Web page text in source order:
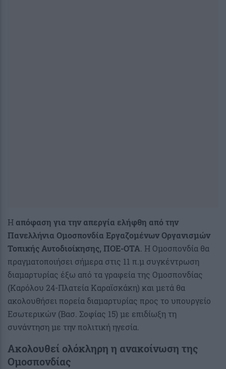
Η απόφαση για την απεργία ελήφθη από την
Πανελλήνια Ομοσπονδία Εργαζομένων Οργανισμών
Τοπικής Αυτοδιοίκησης, ΠΟΕ-ΟΤΑ. Η Ομοσπονδία θα
πραγματοποιήσει σήμερα στις 11 π.μ συγκέντρωση
διαμαρτυρίας έξω από τα γραφεία της Ομοσπονδίας
(Καρόλου 24-Πλατεία Καραϊσκάκη) και μετά θα
ακολουθήσει πορεία διαμαρτυρίας προς το υπουργείο
Εσωτερικών (Βασ. Σοφίας 15) με επιδίωξη τη
συνάντηση με την πολιτική ηγεσία.
Ακολουθεί ολόκληρη η ανακοίνωση της
Ομοσπονδίας